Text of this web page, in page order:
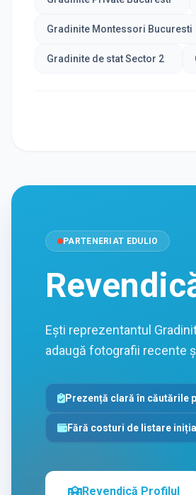
Gradinite Montessori Bucuresti
Gradinite de stat Sector 2
PARTENERIAT EDULIO
Ești reprezentantul
adaugă fotografii recente
Prezență clară în căutările
Fără costuri de listare
Revendică Profilul